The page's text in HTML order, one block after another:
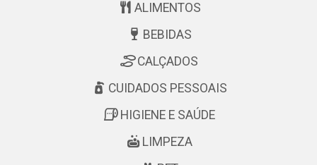
ALIMENTOS
BEBIDAS
CALÇADOS
CUIDADOS PESSOAIS
HIGIENE E SAÚDE
LIMPEZA